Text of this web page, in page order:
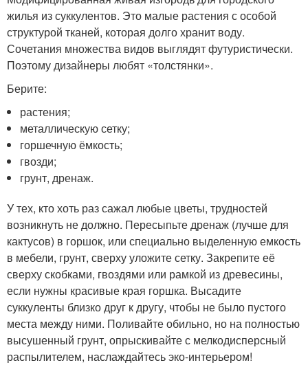
жилья из суккулентов. Это малые растения с особой
структурой тканей, которая долго хранит воду.
Сочетания множества видов выглядят футуристически.
Поэтому дизайнеры любят «толстянки».
Берите:
растения;
металлическую сетку;
горшечную ёмкость;
гвозди;
грунт, дренаж.
У тех, кто хоть раз сажал любые цветы, трудностей
возникнуть не должно. Пересыпьте дренаж (лучше для
кактусов) в горшок, или специально выделенную емкость
в мебели, грунт, сверху уложите сетку. Закрепите её
сверху скобками, гвоздями или рамкой из древесины,
если нужны красивые края горшка. Высадите
суккуленты близко друг к другу, чтобы не было пустого
места между ними. Поливайте обильно, но на полностью
высушенный грунт, опрыскивайте с мелкодисперсный
распылителем, наслаждайтесь эко-интерьером!